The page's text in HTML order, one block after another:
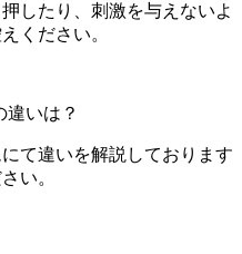
したり、刺激を与えないよ
ください。
違いは？
て違いを解説しております
い。